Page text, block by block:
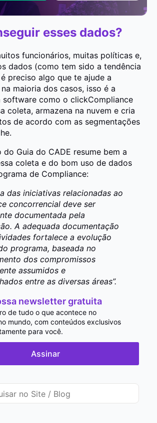
esses dados?
funcionários, muitas políticas e,
dados (como tem sido a tendência
preciso algo que te ajude a
maioria dos casos, isso é a
software como o clickCompliance
coleta, armazena na nuvem e cria
de acordo com as segmentações
do Guia do CADE resume bem a
coleta e do bom uso de dados
de Compliance:
das iniciativas relacionadas ao
concorrencial deve ser
documentada pela
A adequada documentação
fortalece a evolução
programa, baseada no
dos compromissos
assumidos e
entre as diversas áreas”.
newsletter gratuita
de tudo o que acontece no
mundo, com conteúdos exclusivos
para você.
Assinar